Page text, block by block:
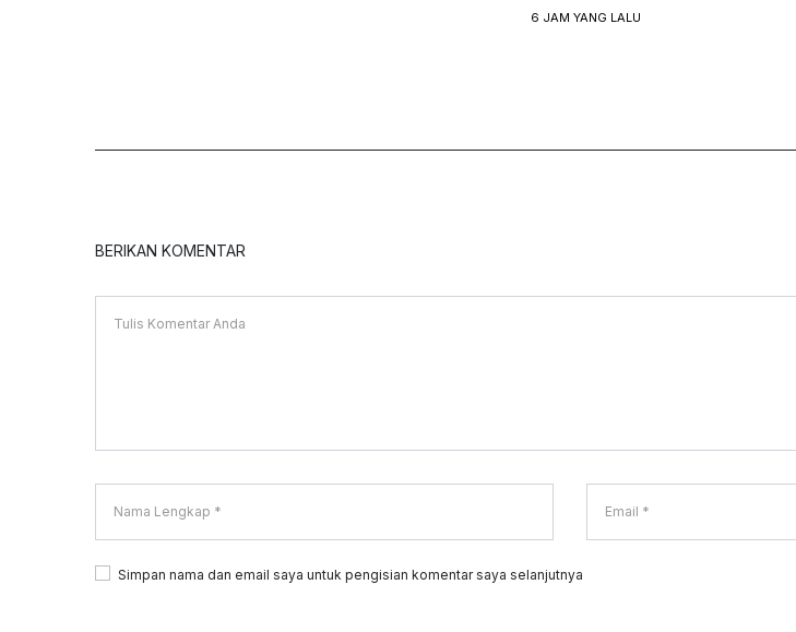
6 JAM YANG LALU
BERIKAN KOMENTAR
Simpan nama dan email saya untuk pengisian komentar saya selanjutnya